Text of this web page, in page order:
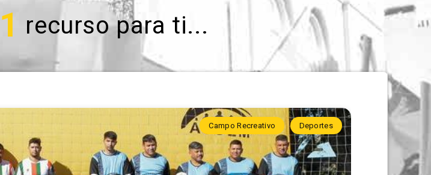
1 recurso para ti...
Campo Recreativo Deportes